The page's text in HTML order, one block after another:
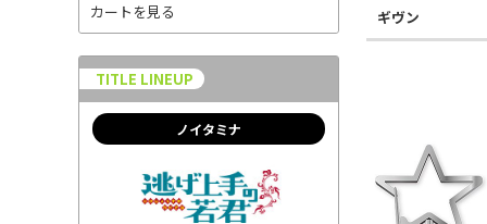
カートを見る
TITLE LINEUP
ノイタミナ
ギヴン